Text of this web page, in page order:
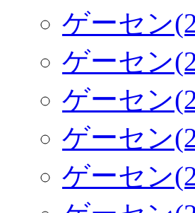
ゲーセン
ゲーセン
ゲーセン
ゲーセン
ゲーセン